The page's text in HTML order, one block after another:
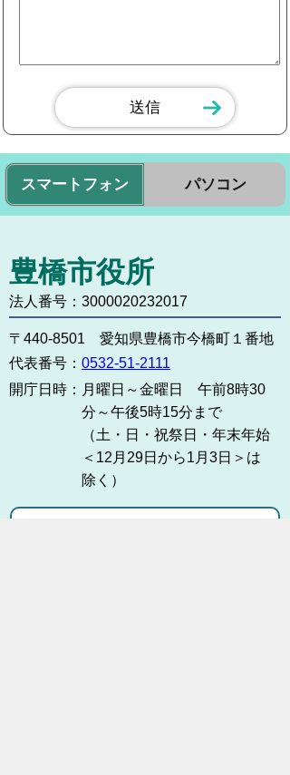
スマートフォン パソコン
豊橋市役所
法人番号：3000020232017
〒440-8501 愛知県豊橋市今橋町１番地
代表番号： 0532-51-2111
開庁日時： 月曜日～金曜日 午前8時30
分～午後5時15分まで
（土・日・祝祭日・年末年始
＜12月29日から1月3日＞は
除く）